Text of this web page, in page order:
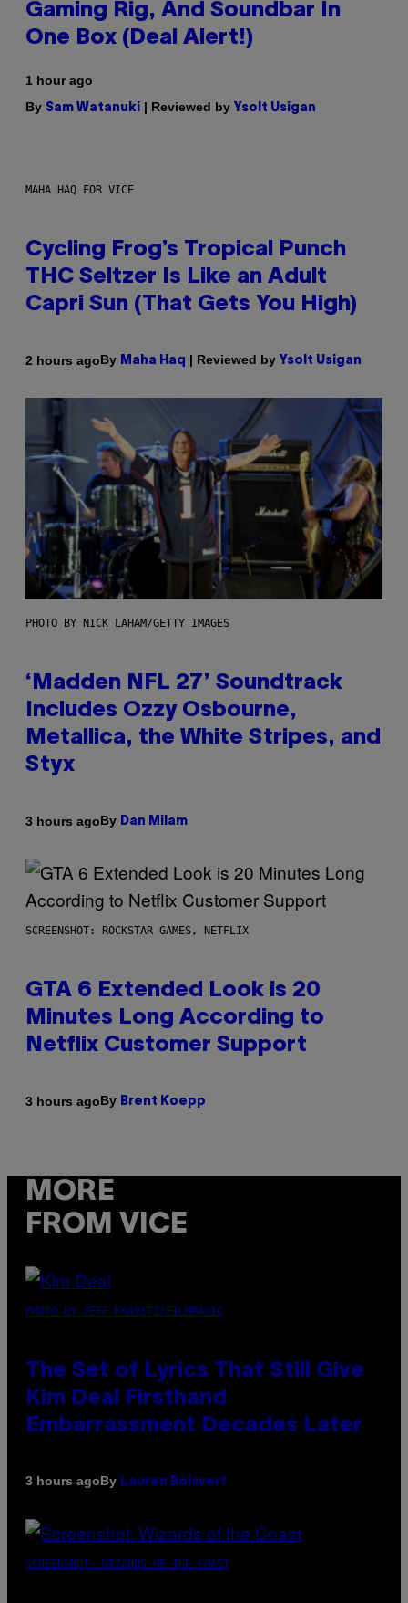
Gaming Rig, And Soundbar In
One Box (Deal Alert!)
1 hour ago
By Sam Watanuki | Reviewed by Ysolt Usigan
MAHA HAQ FOR VICE
Cycling Frog’s Tropical Punch
THC Seltzer Is Like an Adult
Capri Sun (That Gets You High)
2 hours agoBy Maha Haq | Reviewed by Ysolt Usigan
PHOTO BY NICK LAHAM/GETTY IMAGES
‘Madden NFL 27’ Soundtrack
Includes Ozzy Osbourne,
Metallica, the White Stripes, and
Styx
3 hours agoBy Dan Milam
SCREENSHOT: ROCKSTAR GAMES, NETFLIX
GTA 6 Extended Look is 20
Minutes Long According to
Netflix Customer Support
3 hours agoBy Brent Koepp
MORE
FROM VICE
PHOTO BY JEFF KRAVITZ/FILMMAGIC
The Set of Lyrics That Still Give
Kim Deal Firsthand
Embarrassment Decades Later
3 hours agoBy Lauren Boisvert
SCREENSHOT: WIZARDS OF THE COAST